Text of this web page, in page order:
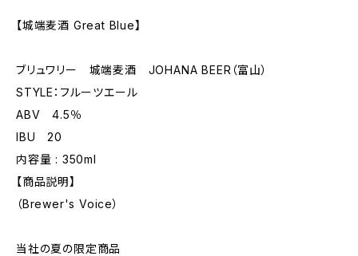
【城端麦酒 Great Blue】
ブリュワリー 城端麦酒 JOHANA BEER（富山）
STYLE：フルーツエール
ABV 4.5％
IBU 20
内容量 : 350ml
【商品説明】
（Brewer's Voice）
当社の夏の限定商品